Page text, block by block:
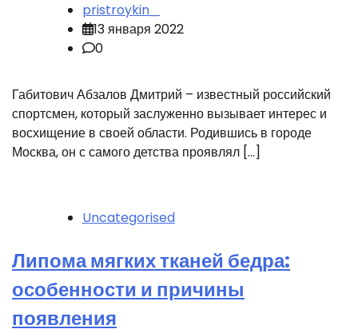
pristroykin_
13 января 2022
0
Габитович Абзалов Дмитрий – известный российский
спортсмен, который заслуженно вызывает интерес и
восхищение в своей области. Родившись в городе
Москва, он с самого детства проявлял […]
Uncategorised
Липома мягких тканей бедра:
особенности и причины
появления